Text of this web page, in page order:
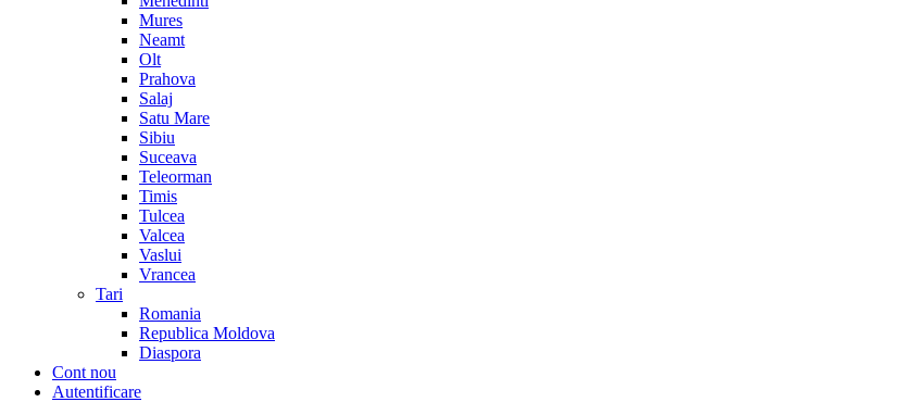
Mures
Neamt
Olt
Prahova
Salaj
Satu Mare
Sibiu
Suceava
Teleorman
Timis
Tulcea
Valcea
Vaslui
Vrancea
Tari
Romania
Republica Moldova
Diaspora
Cont nou
Autentificare